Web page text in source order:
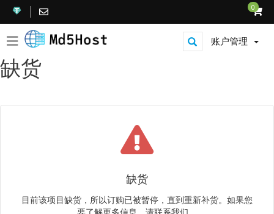
0
账户管理
缺货
缺货
目前该项目缺货，所以订购已被暂停，直到重新补货。如果您